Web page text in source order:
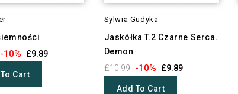
-10% £9.89
Cart
Sylwia Gudyka
Jaskółka T.2 Czarne Serca.
Demon
£10.99 -10% £9.89
Add To Cart